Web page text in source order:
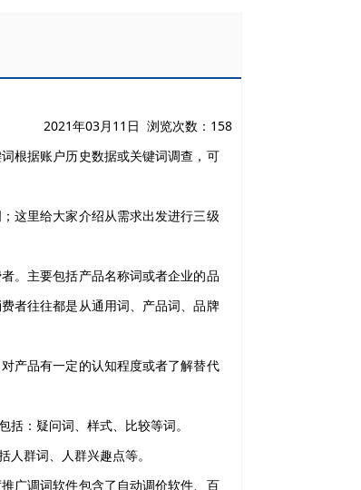
2021年03月11日 浏览次数： 158
根据账户历史数据或关键词调查，可
这里给大家介绍从需求出发进行三级
。主要包括产品名称词或者企业的品
者往往都是从通用词、产品词、品牌
产品有一定的认知程度或者了解替代
：疑问词、样式、比较等词。
群词、人群兴趣点等。
广调词软件包含了自动调价软件、百